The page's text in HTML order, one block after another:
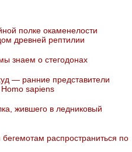
полке окаменелости
древней рептилии
знаем о стегодонах
— ранние представители
sapiens
жившего в ледниковый
распространиться по